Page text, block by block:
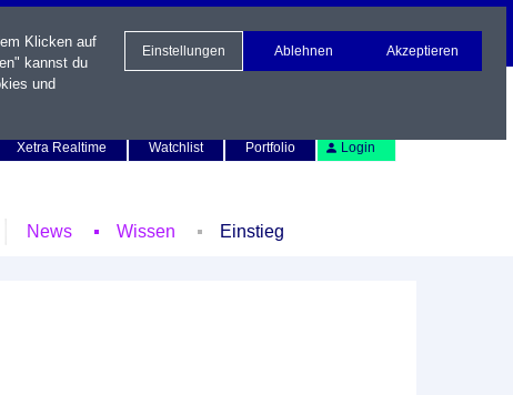
Xetra Realtime
Watchlist Portfolio Login
News Wissen Einstieg
Klicken auf
kannst du
und
Einstellungen Ablehnen Akzeptieren